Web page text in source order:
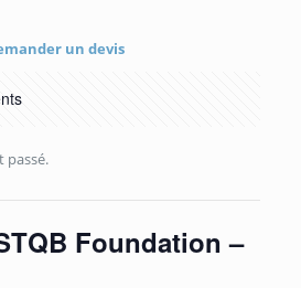
un devis
passé.
Foundation –